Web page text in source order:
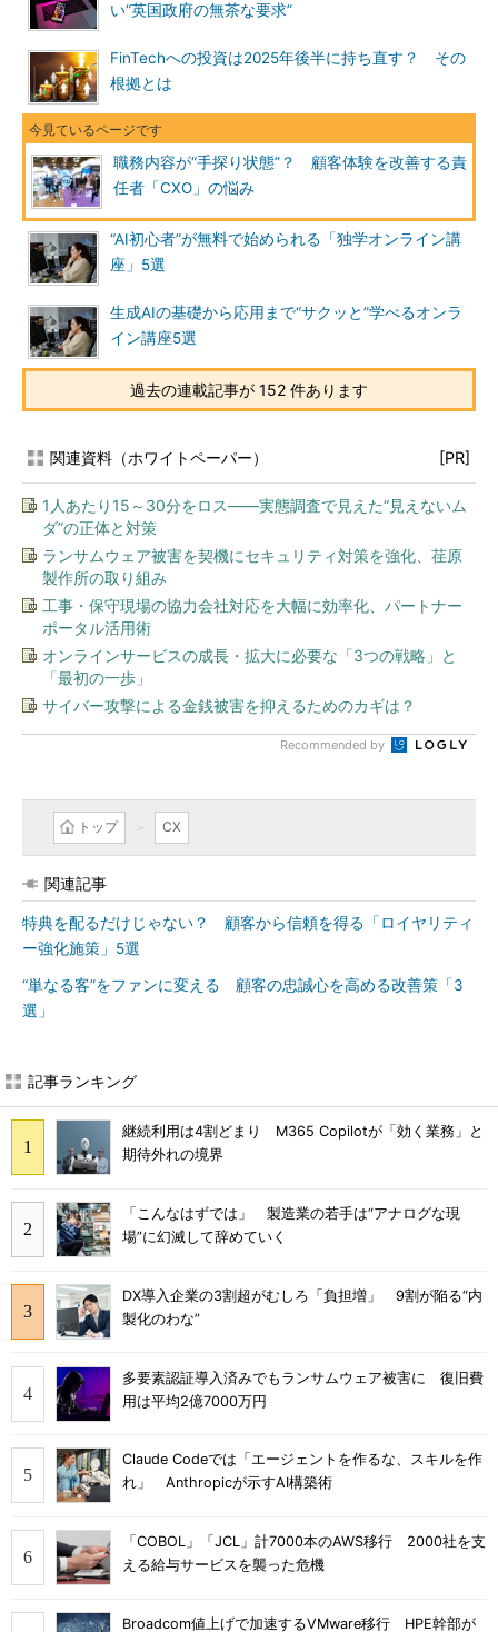
い“英国政府の無茶な要求”
FinTechへの投資は2025年後半に持ち直す？ その
根拠とは
職務内容が“手探り状態”？ 顧客体験を改善する責
任者「CXO」の悩み
“AI初心者”が無料で始められる「独学オンライン講
座」5選
生成AIの基礎から応用まで“サクッと”学べるオンラ
イン講座5選
過去の連載記事が 152 件あります
関連資料（ホワイトペーパー） [PR]
1人あたり15～30分をロス――実態調査で見えた“見えないム
ダ”の正体と対策
ランサムウェア被害を契機にセキュリティ対策を強化、荏原
製作所の取り組み
工事・保守現場の協力会社対応を大幅に効率化、パートナー
ポータル活用術
オンラインサービスの成長・拡大に必要な「3つの戦略」と
「最初の一歩」
サイバー攻撃による金銭被害を抑えるためのカギは？
Recommended by
トップ CX
関連記事
特典を配るだけじゃない？ 顧客から信頼を得る「ロイヤリティ
ー強化施策」5選
“単なる客”をファンに変える 顧客の忠誠心を高める改善策「3
選」
記事ランキング
継続利用は4割どまり M365 Copilotが「効く業務」と
期待外れの境界
「こんなはずでは」 製造業の若手は“アナログな現
場”に幻滅して辞めていく
DX導入企業の3割超がむしろ「負担増」 9割が陥る“内
製化のわな”
多要素認証導入済みでもランサムウェア被害に 復旧費
用は平均2億7000万円
Claude Codeでは「エージェントを作るな、スキルを作
れ」 Anthropicが示すAI構築術
「COBOL」「JCL」計7000本のAWS移行 2000社を支
える給与サービスを襲った危機
Broadcom値上げで加速するVMware移行 HPE幹部が